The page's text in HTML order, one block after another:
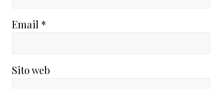
Email *
Sito web